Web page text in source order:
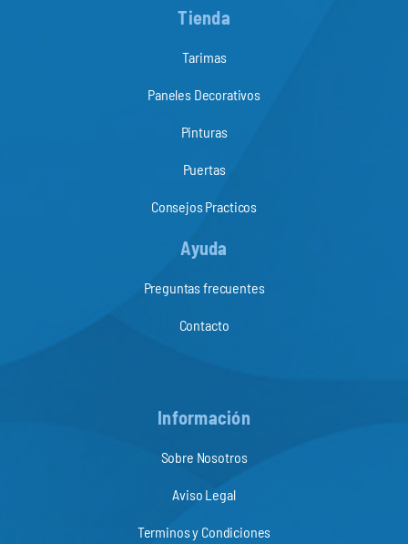
Tienda
Tarimas
Paneles Decorativos
Pinturas
Puertas
Consejos Practicos
Ayuda
Preguntas frecuentes
Contacto
Información
Sobre Nosotros
Aviso Legal
Terminos y Condiciones